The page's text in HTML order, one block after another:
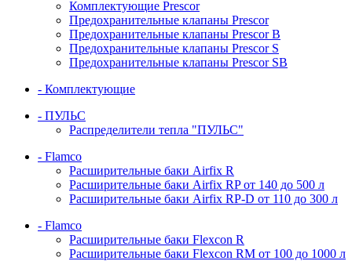
Комплектующие Prescor
Предохранительные клапаны Prescor
Предохранительные клапаны Prescor B
Предохранительные клапаны Prescor S
Предохранительные клапаны Prescor SB
- Комплектующие
- ПУЛЬС
Распределители тепла "ПУЛЬС"
- Flamco
Расширительные баки Airfix R
Расширительные баки Airfix RP от 140 до 500 л
Расширительные баки Airfix RP-D от 110 до 300 л
- Flamco
Расширительные баки Flexcon R
Расширительные баки Flexcon RM от 100 до 1000 л